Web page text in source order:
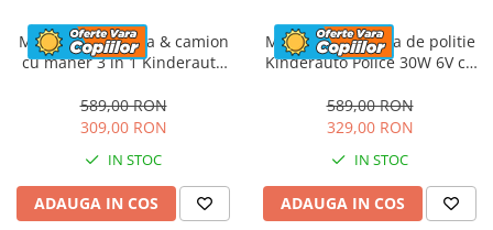
Masinuta electrica & camion
cu maner 3 in 1 Kinderauto
tapitat, music player
589,00 RON
309,00 RON
IN STOC
ADAUGA IN COS
Masinuta electrica de politie
Kinderauto Police 30W 6V cu
bluetooth, culoare Alb
589,00 RON
329,00 RON
IN STOC
ADAUGA IN COS